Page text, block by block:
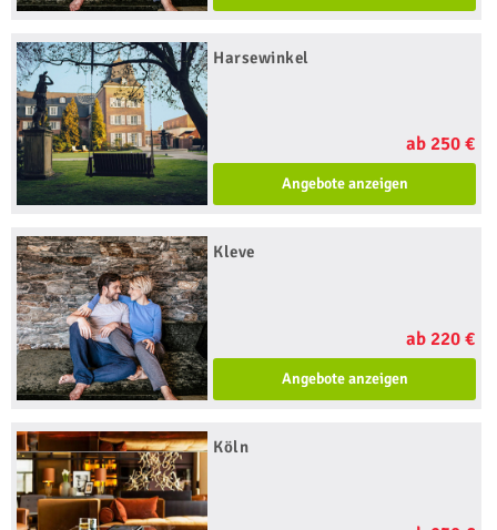
Harsewinkel
ab 250 €
Angebote anzeigen
Kleve
ab 220 €
Angebote anzeigen
Köln